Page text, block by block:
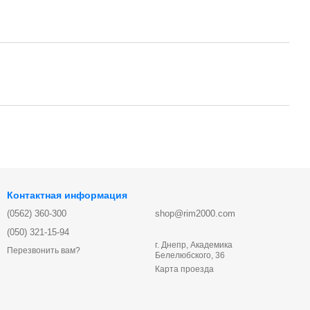
Контактная информация
(0562) 360-300
(050) 321-15-94
Перезвонить вам?
shop@rim2000.com
г. Днепр, Академика
Белелюбского, 36
Карта проезда